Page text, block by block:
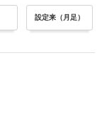
設定来（月足）